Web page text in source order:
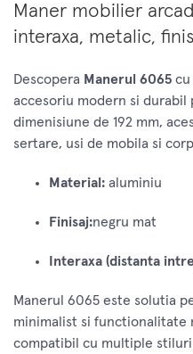
Maner mobilier
interaxa, metalic,
Descopera Manerul 6065 cu
accesoriu modern si durabil
dimenisiune de 192 mm,
sertare, usi de mobila si
Material: aluminiu
Finisaj:negru mat
Interaxa (distanta
Manerul 6065 este solutia
minimalist si functionalitate
compatibil cu multiple